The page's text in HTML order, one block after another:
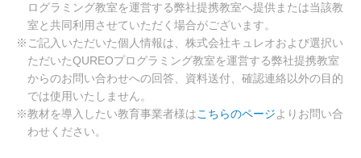
ログラミング教室を運営する弊社提携教室へ提供または当該教
室と共同利用させていただく場合がございます。
※ご記入いただいた個人情報は、株式会社キュレオおよび選択い
ただいたQUREOプログラミング教室を運営する弊社提携教室
からのお問い合わせへの回答、資料送付、確認連絡以外の目的
では使用いたしません。
※教材を導入したい教育事業者様はこちらのページよりお問い合
わせください。